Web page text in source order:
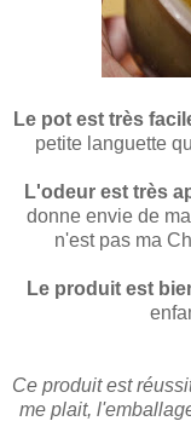
Le pot est très
petite languette
L'odeur est très
donne envie de
n'est pas ma
Le produit est
Ce produit est
me plait,